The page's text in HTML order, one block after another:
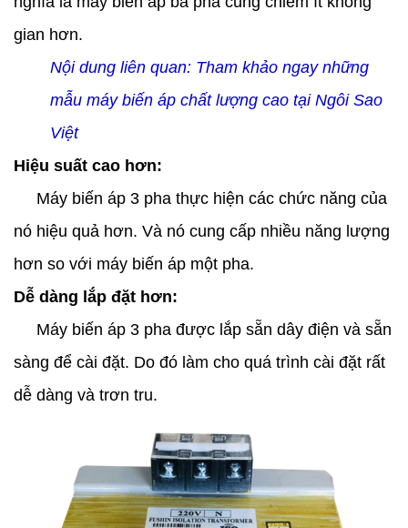
gian hơn.
Nội dung liên quan: Tham khảo ngay những
mẫu máy biến áp chất lượng cao tại Ngôi Sao
Việt
Hiệu suất cao hơn:
Máy biến áp 3 pha thực hiện các chức năng của
nó hiệu quả hơn. Và nó cung cấp nhiều năng lượng
hơn so với máy biến áp một pha.
Dễ dàng lắp đặt hơn:
Máy biến áp 3 pha được lắp sẵn dây điện và sẵn
sàng để cài đặt. Do đó làm cho quá trình cài đặt rất
dễ dàng và trơn tru.